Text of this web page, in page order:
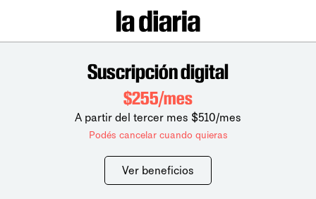
Suscripción digital
$255/mes
A partir del tercer mes $510/mes
Podés cancelar cuando quieras
Ver beneficios